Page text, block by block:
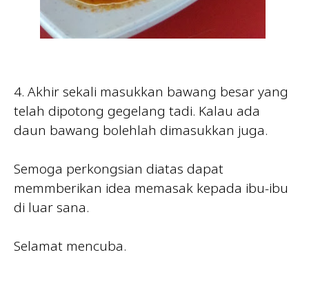
4. Akhir sekali masukkan bawang besar yang
telah dipotong gegelang tadi. Kalau ada
daun bawang bolehlah dimasukkan juga.
Semoga perkongsian diatas dapat
memmberikan idea memasak kepada ibu-ibu
di luar sana.
Selamat mencuba.